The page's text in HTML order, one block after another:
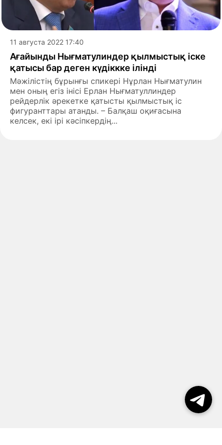
11 августа 2022 17:40
Ағайынды Нығматулиндер қылмыстық іске
қатысы бар деген күдіккке ілінді
Мәжілістің бұрынғы спикері Нұрлан Нығматулин
мен оның егіз інісі Ерлан Нығматуллиндер
рейдерлік әрекетке қатысты қылмыстық іс
фигуранттары атанды. – Балқаш оқиғасына
келсек, екі ірі кәсіпкердің...